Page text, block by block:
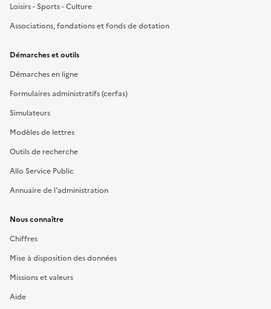
Loisirs - Sports - Culture
Associations, fondations et fonds de dotation
Démarches et outils
Démarches en ligne
Formulaires administratifs (cerfas)
Simulateurs
Modèles de lettres
Outils de recherche
Allo Service Public
Annuaire de l'administration
Nous connaître
Chiffres
Mise à disposition des données
Missions et valeurs
Aide